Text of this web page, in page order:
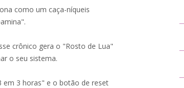
como um caça-níqueis
crônico gera o "Rosto de Lua"
o seu sistema.
em 3 horas" e o botão de reset